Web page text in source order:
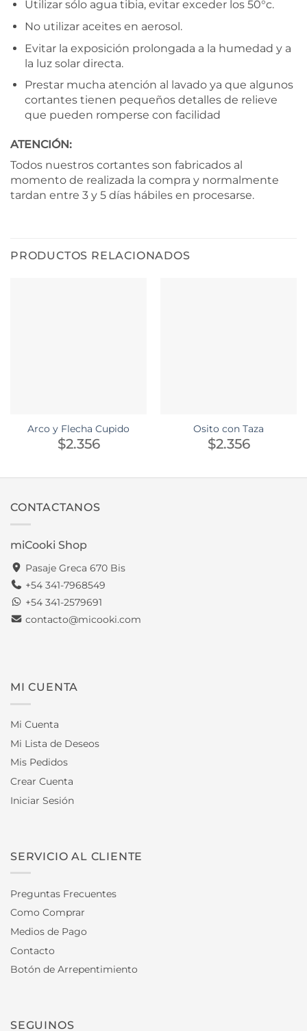
Utilizar sólo agua tibia, evitar exceder los 50°c.
No utilizar aceites en aerosol.
Evitar la exposición prolongada a la humedad y a
la luz solar directa.
Prestar mucha atención al lavado ya que algunos
cortantes tienen pequeños detalles de relieve
que pueden romperse con facilidad
ATENCIÓN:
Todos nuestros cortantes son fabricados al
momento de realizada la compra y normalmente
tardan entre 3 y 5 días hábiles en procesarse.
PRODUCTOS RELACIONADOS
Arco y Flecha Cupido
$2.356
Osito con Taza
$2.356
CONTACTANOS
miCooki Shop
Pasaje Greca 670 Bis
+54 341-7968549
+54 341-2579691
contacto@micooki.com
MI CUENTA
Mi Cuenta
Mi Lista de Deseos
Mis Pedidos
Crear Cuenta
Iniciar Sesión
SERVICIO AL CLIENTE
Preguntas Frecuentes
Como Comprar
Medios de Pago
Contacto
Botón de Arrepentimiento
SEGUINOS